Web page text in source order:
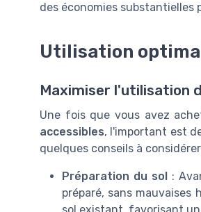
des économies substantielles
Utilisation
Maximiser l'utilisation
Une fois que vous avez
accessibles, l'important est
quelques conseils à
Préparation du sol :
préparé, sans